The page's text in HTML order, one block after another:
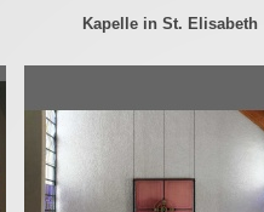
Kapelle in St. Elisabeth